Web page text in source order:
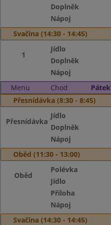
Doplněk
Nápoj
Svačina (14:30 - 14:45)
1
Jídlo
Doplněk
Nápoj
Menu
Chod
Přesnídávka (8:30 - 8:45)
Přesnídávka
Jídlo
Doplněk
Nápoj
Oběd (11:30 - 13:00)
Oběd
Polévka
Jídlo
Příloha
Nápoj
Svačina (14:30 - 14:45)